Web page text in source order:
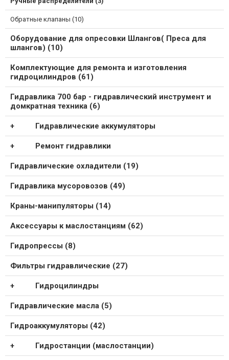
Обратные клапаны (10)
Оборудование для опресовки Шлангов( Преса для
шлангов) (10)
Комплектующие для ремонта и изготовления
гидроцилиндров (61)
Гидравлика 700 бар - гидравлический инструмент и
домкратная техника (6)
Гидравлические аккумуляторы
Ремонт гидравлики
Гидравлические охладители (19)
Гидравлика мусоровозов (49)
Краны-манипуляторы (14)
Аксессуары к маслостанциям (62)
Гидропрессы (8)
Фильтры гидравлические (27)
Гидроцилиндры
Гидравлические масла (5)
Гидроаккумуляторы (42)
Гидростанции (маслостанции)